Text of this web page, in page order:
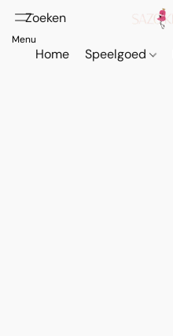
Home Speelgoed